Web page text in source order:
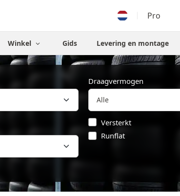
Pro
Winkel Gids Levering en montage
Draagvermogen
Versterkt
Runflat